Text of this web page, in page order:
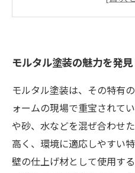
モルタル塗装に最適な
リフォーム業者の選び
家を見つけるには
モルタル塗装で実現す
る風景
モルタル塗装の魅力を発
モルタル塗装は、その特有
ォームの現場で重宝されて
や砂、水などを混ぜ合わせ
高く、環境に適応しやすい
壁の仕上げ材として使用す